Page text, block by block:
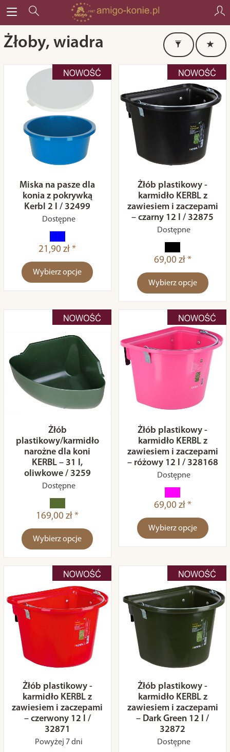
Żłoby, wiadra
Miska na pasze dla
konia z pokrywką
Kerbl 2 l / 32499
Dostępne
21,90 zł *
Wybierz opcje
Żłób plastikowy -
karmidło KERBL z
zawiesiem i zaczepami
– czarny 12 l / 32875
Dostępne
69,00 zł *
Wybierz opcje
Żłób
plastikowy/karmidło
narożne dla koni
KERBL – 31 l,
oliwkowe / 3259
Dostępne
169,00 zł *
Wybierz opcje
Żłób plastikowy -
karmidło KERBL z
zawiesiem i zaczepami
– różowy 12 l / 328168
Dostępne
69,00 zł *
Wybierz opcje
Żłób plastikowy -
karmidło KERBL z
zawiesiem i zaczepami
– czerwony 12 l /
32871
Powyżej 7 dni
Żłób plastikowy -
karmidło KERBL z
zawiesiem i zaczepami
– Dark Green 12 l /
32872
Dostępne